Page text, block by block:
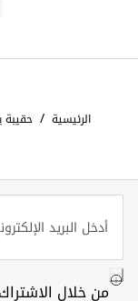
الرئيسية /
من خلال